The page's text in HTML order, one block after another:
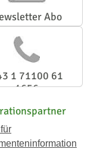
Abo
1 71100 61
1656